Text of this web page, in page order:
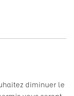
diminuer le